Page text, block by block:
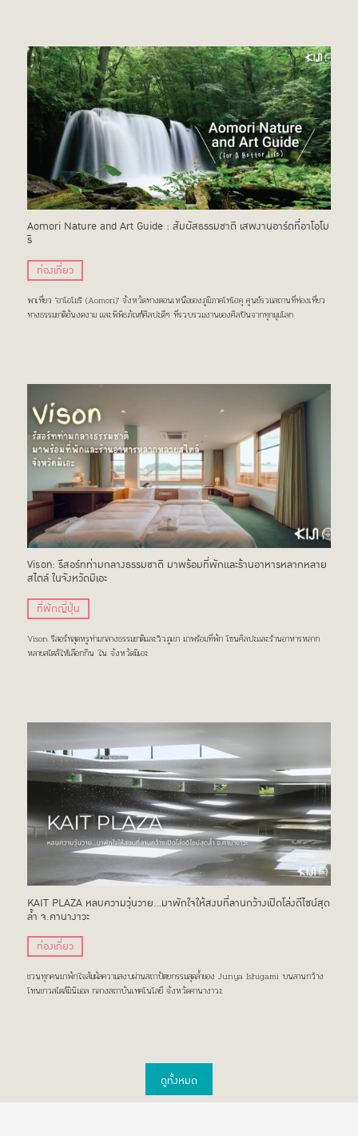
Aomori Nature and Art Guide : สัมผัสธรรมชาติ เสพงานอาร์ตที่อาโอโม
ริ
ท่องเที่ยว
พาเที่ยว "อาโอโมริ (Aomori)" จังหวัดทางตอนเหนือของภูมิภาคโทโฮคุ ศูนย์รวมสถานที่ท่องเที่ยว
ทางธรรมชาติอันงดงาม และพิพิธภัณฑ์ศิลปะดีๆ ที่รวบรวมงานของศิลปินจากทุกมุมโลก
Vison: รีสอร์ทท่ามกลางธรรมชาติ มาพร้อมที่พักและร้านอาหารหลากหลาย
สไตล์ ในจังหวัดมิเอะ
ที่พักญี่ปุ่น
Vison รีสอร์ทสุดหรูท่ามกลางธรรมชาติและวิวภูเขา มาพร้อมที่พัก โซนศิลปะและร้านอาหารหลาก
หลายสไตล์ให้เลือกกิน ใน จังหวัดมิเอะ
KAIT PLAZA หลบความวุ่นวาย…มาพักใจให้สงบที่ลานกว้างเปิดโล่งดีไซน์สุด
ล้ำ จ.คานางาวะ
ท่องเที่ยว
ชวนทุกคนมาพักใจสัมผัสความสงบผ่านสถาปัตยกรรมสุดล้ำของ Junya Ishigami บนลานกว้าง
โทนขาวสไตล์มินิมอล กลางสถาบันเทคโนโลยี จังหวัดคานางาวะ
ดูทั้งหมด